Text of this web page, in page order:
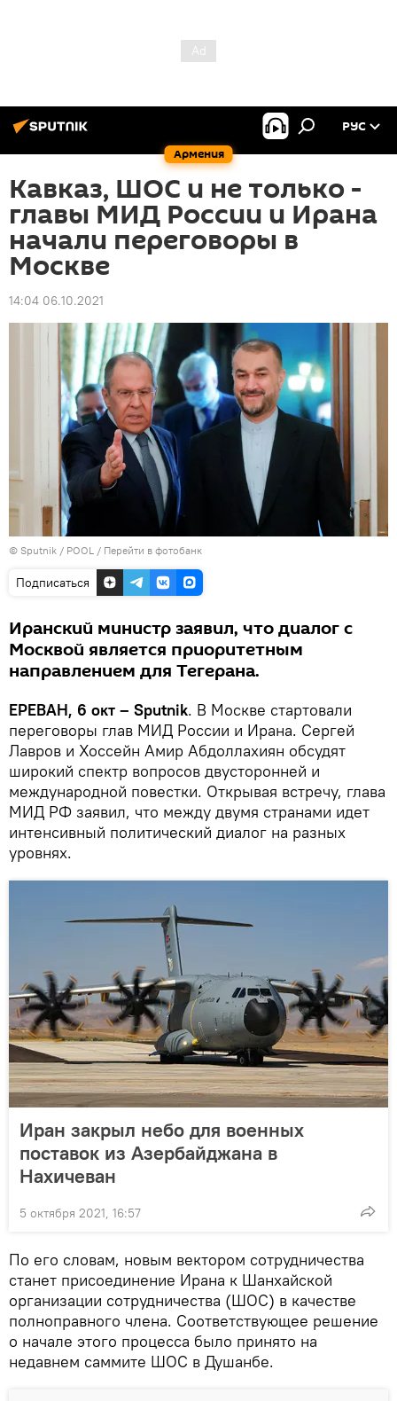
Армения
РУС
Кавказ, ШОС и не только -
главы МИД России и Ирана
начали переговоры в
Москве
14:04 06.10.2021
© Sputnik / POOL / Перейти в фотобанк
Подписаться
Иранский министр заявил, что диалог с
Москвой является приоритетным
направлением для Тегерана.
ЕРЕВАН, 6 окт – Sputnik. В Москве стартовали
переговоры глав МИД России и Ирана. Сергей
Лавров и Хоссейн Амир Абдоллахиян обсудят
широкий спектр вопросов двусторонней и
международной повестки. Открывая встречу, глава
МИД РФ заявил, что между двумя странами идет
интенсивный политический диалог на разных
уровнях.
Иран закрыл небо для военных
поставок из Азербайджана в
Нахичеван
5 октября 2021, 16:57
По его словам, новым вектором сотрудничества
станет присоединение Ирана к Шанхайской
организации сотрудничества (ШОС) в качестве
полноправного члена. Соответствующее решение
о начале этого процесса было принято на
недавнем саммите ШОС в Душанбе.